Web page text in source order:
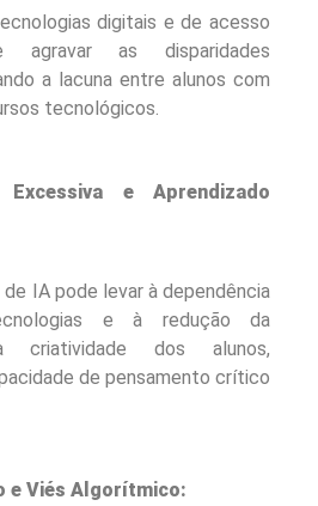
digitais e de acesso
as disparidades
a lacuna entre alunos com
tecnológicos.
Excessiva e Aprendizado
de IA pode levar à dependência
e à redução da
criatividade dos alunos,
de pensamento crítico
e Viés Algorítmico: